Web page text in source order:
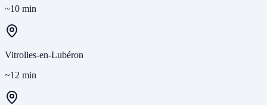
~10 min
Vitrolles-en-Lubéron
~12 min